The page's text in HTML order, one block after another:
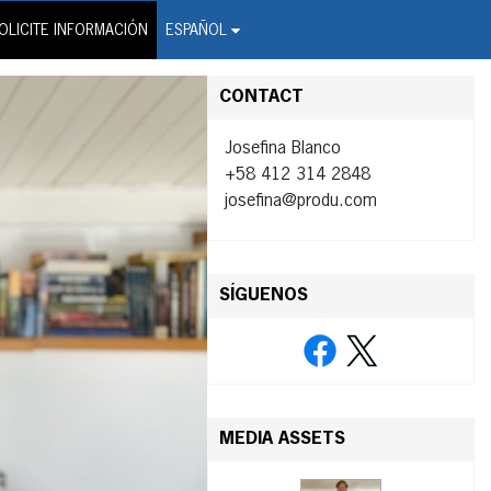
INFORMACIÓN ESPAÑOL
Wire Service
CONTACT
Josefina Blanco
+58 412 314 2848
josefina@produ.com
SÍGUENOS
MEDIA ASSETS